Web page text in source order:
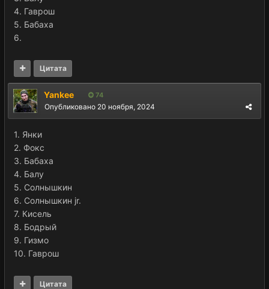
4. Гаврош
5. Бабаха
6.
Цитата
Yankee 74
Опубликовано 20 ноября, 2024
1. Янки
2. Фокс
3. Бабаха
4. Балу
5. Солнышкин
6. Солнышкин jr.
7. Кисель
8. Бодрый
9. Гизмо
10. Гаврош
Цитата